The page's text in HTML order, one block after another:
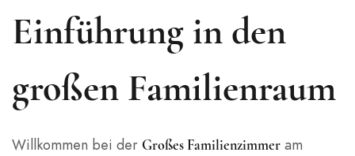
Einführung in den
großen Familienraum
Willkommen bei der Großes Familienzimmer am